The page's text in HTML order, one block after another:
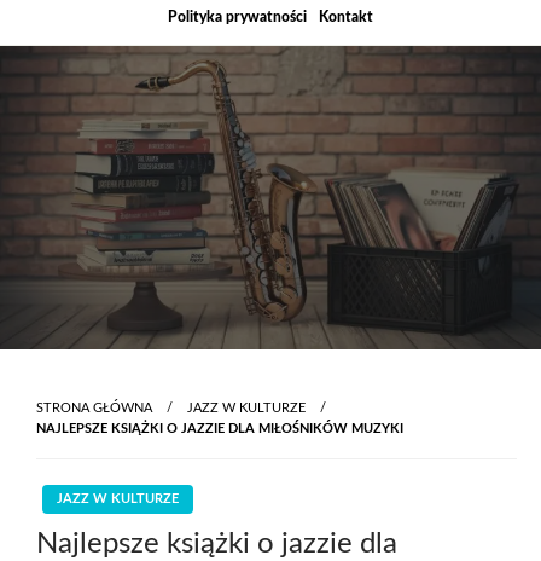
to
Polityka prywatności Kontakt
STRONA GŁÓWNA
JAZZ W KULTURZE
NAJLEPSZE KSIĄŻKI O JAZZIE DLA MIŁOŚNIKÓW MUZYKI
JAZZ W KULTURZE
Najlepsze książki o jazzie dla